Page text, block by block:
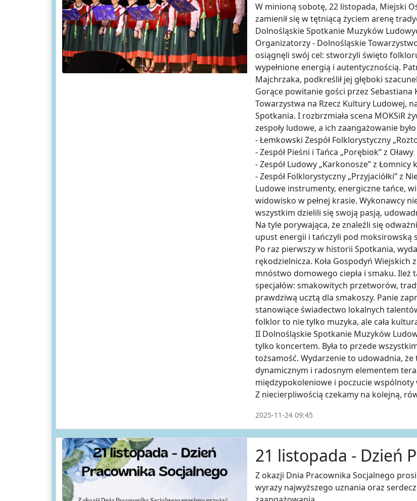
W minioną sobotę, 22 listopada, Miejski
zamienił się w tętniącą życiem arenę
Dolnośląskie Spotkanie Muzyków
Organizatorzy - Dolnośląskie
osiągnęli swój cel: stworzyli święto
wypełnione energią i autentycznością.
Majchrzaka, podkreślił jej głęboki
Gorące powitanie gości przez
Towarzystwa na Rzecz Kultury Ludowej,
Spotkania. I rozbrzmiała scena MOKSiR
zespoły ludowe, a ich zaangażowanie
- Łemkowski Zespół Folklorystyczny
- Zespół Pieśni i Tańca „Porębiok” z Oławy
- Zespół Ludowy „Karkonosze” z Łomnicy
- Zespół Folklorystyczny „Przyjaciółki” z
Ludowe instrumenty, energiczne tańce,
widowisko w pełnej krasie. Wykonawcy
wszystkim dzielili się swoją pasją,
Na tyle porywająca, że znaleźli się
upust energii i tańczyli pod moksirowską
Po raz pierwszy w historii Spotkania,
rękodzielnicza. Koła Gospodyń
mnóstwo domowego ciepła i smaku. Ileż
specjałów: smakowitych przetworów,
prawdziwą ucztą dla smakoszy. Panie
stanowiące świadectwo lokalnych
folklor to nie tylko muzyka, ale cała
II Dolnośląskie Spotkanie Muzyków
tylko koncertem. Była to przede
tożsamość. Wydarzenie to udowadnia,
dynamicznym i radosnym elementem
międzypokoleniowe i poczucie wspólnoty
Z niecierpliwością czekamy na kolejną,
2025-11-24 09:45
21 listopada - Dzień
Z okazji Dnia Pracownika Socjalnego
wyrazy najwyższego uznania oraz